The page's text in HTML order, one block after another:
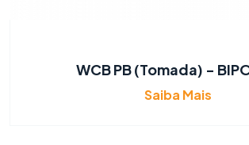
WCB PB (Tomada) -
Saiba Mais